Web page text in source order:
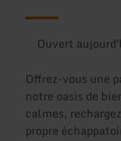
Ouvert
Offrez-vous une
notre oasis de
calmes,
propre